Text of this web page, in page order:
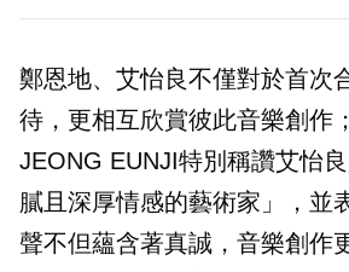
鄭恩地、艾怡良不僅對於首次
待，更相互欣賞彼此音樂創作
JEONG EUNJI特別稱讚艾怡
膩且深厚情感的藝術家」，並
聲不但蘊含著真誠，音樂創作